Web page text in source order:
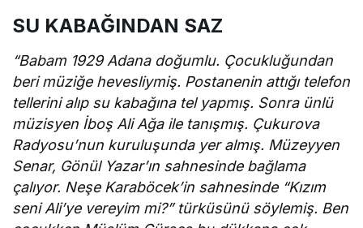
SU KABAĞINDAN SAZ
“Babam 1929 Adana doğumlu. Çocukluğundan
beri müziğe hevesliymiş. Postanenin attığı telefon
tellerini alıp su kabağına tel yapmış. Sonra ünlü
müzisyen İboş Ali Ağa ile tanışmış. Çukurova
Radyosu’nun kuruluşunda yer almış. Müzeyyen
Senar, Gönül Yazar’ın sahnesinde bağlama
çalıyor. Neşe Karaböcek’in sahnesinde “Kızım
seni Ali’ye vereyim mi?” türküsünü söylemiş. Ben